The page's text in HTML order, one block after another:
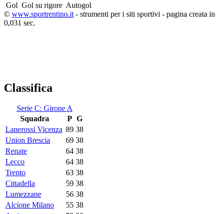
Gol Gol su rigore Autogol
© www.sportrentino.it - strumenti per i siti sportivi - pagina creata in
0,031 sec.
Classifica
Serie C: Girone A
Squadra
P G
Lanerossi Vicenza 89 38
Union Brescia
69 38
Renate
64 38
Lecco
64 38
Trento
63 38
Cittadella
59 38
Lumezzane
56 38
Alcione Milano
55 38